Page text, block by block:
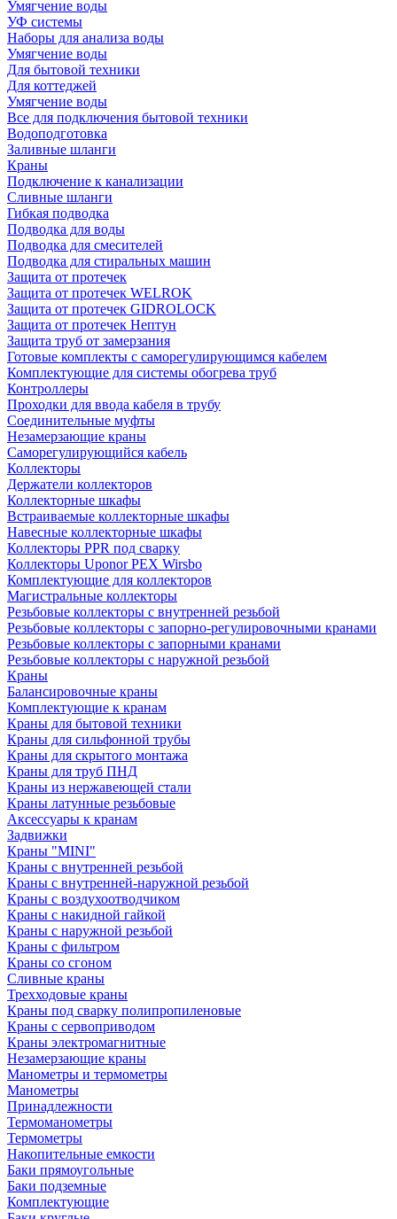
Умягчение воды
УФ системы
Наборы для анализа воды
Умягчение воды
Для бытовой техники
Для коттеджей
Умягчение воды
Все для подключения бытовой техники
Водоподготовка
Заливные шланги
Краны
Подключение к канализации
Сливные шланги
Гибкая подводка
Подводка для воды
Подводка для смесителей
Подводка для стиральных машин
Защита от протечек
Защита от протечек WELROK
Защита от протечек GIDROLOCK
Защита от протечек Нептун
Защита труб от замерзания
Готовые комплекты с саморегулирующимся кабелем
Комплектующие для системы обогрева труб
Контроллеры
Проходки для ввода кабеля в трубу
Соединительные муфты
Незамерзающие краны
Саморегулирующийся кабель
Коллекторы
Держатели коллекторов
Коллекторные шкафы
Встраиваемые коллекторные шкафы
Навесные коллекторные шкафы
Коллекторы PPR под сварку
Коллекторы Uponor PEX Wirsbo
Комплектующие для коллекторов
Магистральные коллекторы
Резьбовые коллекторы с внутренней резьбой
Резьбовые коллекторы с запорно-регулировочными кранами
Резьбовые коллекторы с запорными кранами
Резьбовые коллекторы с наружной резьбой
Краны
Балансировочные краны
Комплектующие к кранам
Краны для бытовой техники
Краны для сильфонной трубы
Краны для скрытого монтажа
Краны для труб ПНД
Краны из нержавеющей стали
Краны латунные резьбовые
Аксессуары к кранам
Задвижки
Краны "MINI"
Краны с внутренней резьбой
Краны с внутренней-наружной резьбой
Краны с воздухоотводчиком
Краны с накидной гайкой
Краны с наружной резьбой
Краны с фильтром
Краны со сгоном
Сливные краны
Трехходовые краны
Краны под сварку полипропиленовые
Краны с сервоприводом
Краны электромагнитные
Незамерзающие краны
Манометры и термометры
Манометры
Принадлежности
Термоманометры
Термометры
Накопительные емкости
Баки прямоугольные
Баки подземные
Комплектующие